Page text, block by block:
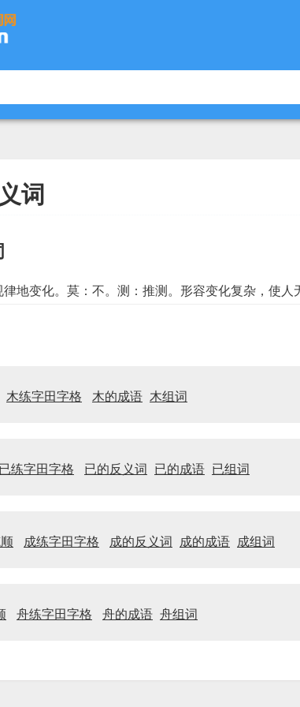
词
地变化。莫：不。测：推测。形容变化复杂，使人
木练字田字格 木的成语 木组词
已练字田字格 已的反义词 已的成语 已组词
成练字田字格 成的反义词 成的成语 成组词
舟练字田字格 舟的成语 舟组词